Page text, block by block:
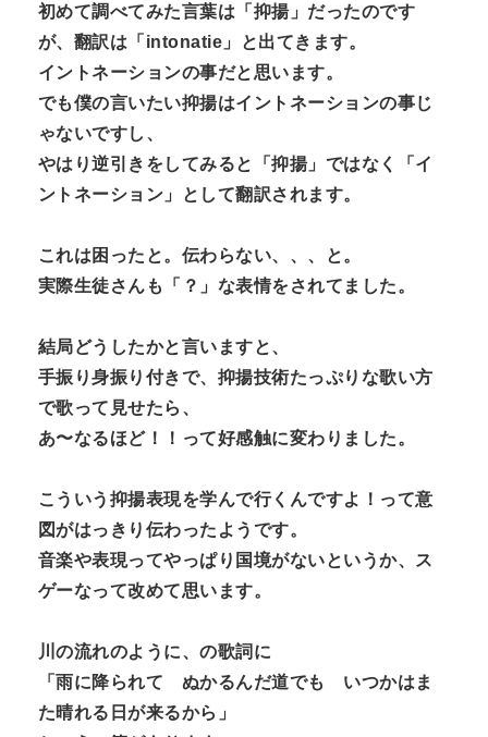
初めて調べてみた言葉は「抑揚」だったのです
が、翻訳は「intonatie」と出てきます。
イントネーションの事だと思います。
でも僕の言いたい抑揚はイントネーションの事じ
ゃないですし、
やはり逆引きをしてみると「抑揚」ではなく「イ
ントネーション」として翻訳されます。
これは困ったと。伝わらない、、、と。
実際生徒さんも「？」な表情をされてました。
結局どうしたかと言いますと、
手振り身振り付きで、抑揚技術たっぷりな歌い方
で歌って見せたら、
あ〜なるほど！！って好感触に変わりました。
こういう抑揚表現を学んで行くんですよ！って意
図がはっきり伝わったようです。
音楽や表現ってやっぱり国境がないというか、ス
ゲーなって改めて思います。
川の流れのように、の歌詞に
「雨に降られて ぬかるんだ道でも いつかはま
た晴れる日が来るから」